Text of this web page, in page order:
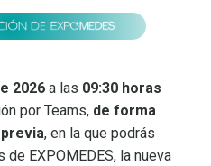
2026 a las 09:30 horas
por Teams, de forma
, en la que podrás
EXPOMEDES, la nueva